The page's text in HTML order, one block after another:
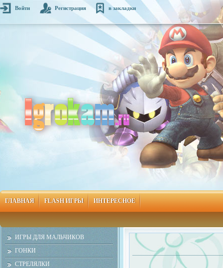
Войти Регистрация в закладки
ГЛАВНАЯ FLASH ИГРЫ ИНТЕРЕСНОЕ
ИГРЫ ДЛЯ МАЛЬЧИКОВ
ГОНКИ
СТРЕЛЯЛКИ